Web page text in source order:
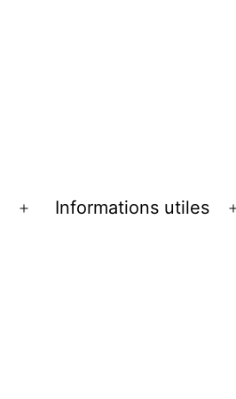
Ouvrir
Informations utiles